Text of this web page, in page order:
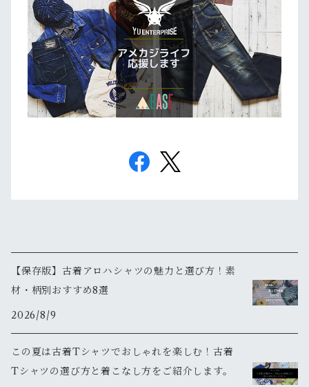
【保存版】古着アロハシャツの魅力と選び方！素
材・柄別おすすめ8選
2026/8/9
この夏は古着Tシャツでおしゃれを楽しむ！古着
Tシャツの選び方と着こなし方をご紹介します。